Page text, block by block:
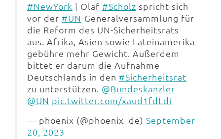
#NewYork | Olaf #Scholz spricht sich
vor der #UN-Generalversammlung für
die Reform des UN-Sicherheitsrats
aus. Afrika, Asien sowie Lateinamerika
gebühre mehr Gewicht. Außerdem
bittet er darum die Aufnahme
Deutschlands in den #Sicherheitsrat
zu unterstützen. @Bundeskanzler
@UN pic.twitter.com/xaud1fdLdi
— phoenix (@phoenix_de) September
20, 2023